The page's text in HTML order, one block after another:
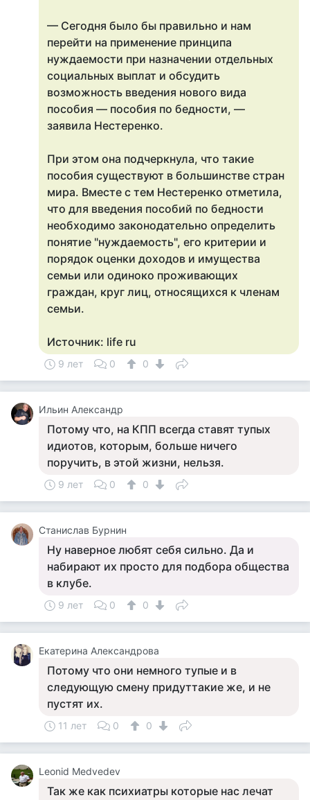
— Сегодня было бы правильно и нам
перейти на применение принципа
нуждаемости при назначении отдельных
социальных выплат и обсудить
возможность введения нового вида
пособия — пособия по бедности, —
заявила Нестеренко.
При этом она подчеркнула, что такие
пособия существуют в большинстве стран
мира. Вместе с тем Нестеренко отметила,
что для введения пособий по бедности
необходимо законодательно определить
понятие "нуждаемость", его критерии и
порядок оценки доходов и имущества
семьи или одиноко проживающих
граждан, круг лиц, относящихся к членам
семьи.
Источник: life ru
9 лет 0 0
Ильин Александр
Потому что, на КПП всегда ставят тупых
идиотов, которым, больше ничего
поручить, в этой жизни, нельзя.
9 лет 0 0
Станислав Бурнин
Ну наверное любят себя сильно. Да и
набирают их просто для подбора общества
в клубе.
9 лет 0 0
Екатерина Александрова
Потому что они немного тупые и в
следующую смену придуттакие же, и не
пустят их.
11 лет 0 0
Leonid Medvedev
Так же как психиатры которые нас лечат